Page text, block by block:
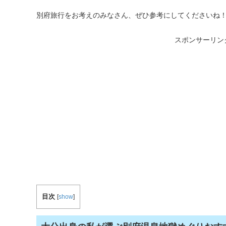
別府旅行をお考えのみなさん、ぜひ参考にしてくださいね
スポンサーリン
目次 [show]